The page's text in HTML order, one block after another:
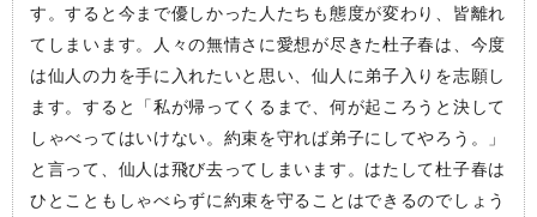
す。すると今まで優しかった人たちも態度が変わり、皆離れ
てしまいます。人々の無情さに愛想が尽きた杜子春は、今度
は仙人の力を手に入れたいと思い、仙人に弟子入りを志願し
ます。すると「私が帰ってくるまで、何が起ころうと決して
しゃべってはいけない。約束を守れば弟子にしてやろう。」
と言って、仙人は飛び去ってしまいます。はたして杜子春は
ひとこともしゃべらずに約束を守ることはできるのでしょう